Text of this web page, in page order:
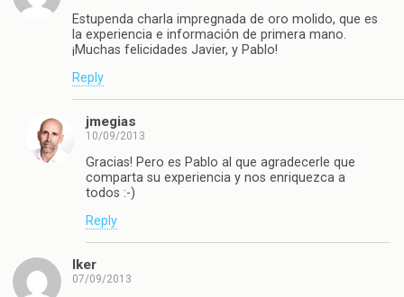
Estupenda charla impregnada de oro molido, que es
la experiencia e información de primera mano.
¡Muchas felicidades Javier, y Pablo!
Reply
jmegias
10/09/2013
Gracias! Pero es Pablo al que agradecerle que
comparta su experiencia y nos enriquezca a
todos :-)
Reply
Iker
07/09/2013